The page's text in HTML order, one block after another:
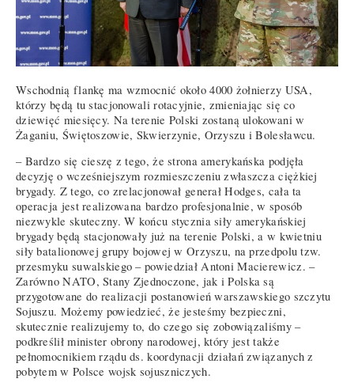
Wschodnią flankę ma wzmocnić około 4000 żołnierzy USA,
którzy będą tu stacjonowali rotacyjnie, zmieniając się co
dziewięć miesięcy. Na terenie Polski zostaną ulokowani w
Żaganiu, Świętoszowie, Skwierzynie, Orzyszu i Bolesławcu.
– Bardzo się cieszę z tego, że strona amerykańska podjęła
decyzję o wcześniejszym rozmieszczeniu zwłaszcza ciężkiej
brygady. Z tego, co zrelacjonował generał Hodges, cała ta
operacja jest realizowana bardzo profesjonalnie, w sposób
niezwykle skuteczny. W końcu stycznia siły amerykańskiej
brygady będą stacjonowały już na terenie Polski, a w kwietniu
siły batalionowej grupy bojowej w Orzyszu, na przedpolu tzw.
przesmyku suwalskiego – powiedział Antoni Macierewicz. –
Zarówno NATO, Stany Zjednoczone, jak i Polska są
przygotowane do realizacji postanowień warszawskiego szczytu
Sojuszu. Możemy powiedzieć, że jesteśmy bezpieczni,
skutecznie realizujemy to, do czego się zobowiązaliśmy –
podkreślił minister obrony narodowej, który jest także
pełnomocnikiem rządu ds. koordynacji działań związanych z
pobytem w Polsce wojsk sojuszniczych.